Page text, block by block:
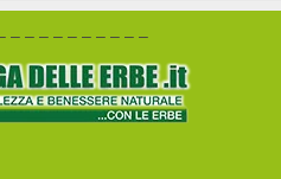
– – – – – – – – – –